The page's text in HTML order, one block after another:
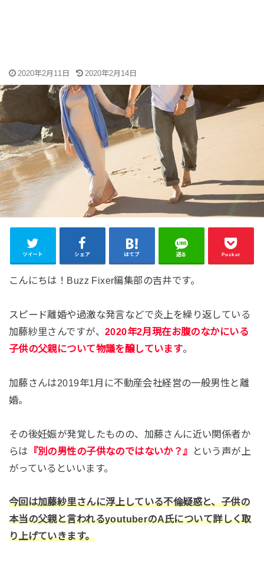
2020年2月11日 2020年2月14日
ツイート シェア はてブ 送る Pocket
こんにちは！Buzz Fixer編集部の吉井です。
スピード離婚や過激な発言などで炎上を繰り返している
加藤紗里さんですが、 2020年2月現在お腹のなかにいる
子供の父親について物議を醸しています。
加藤さんは2019年1月に不動産会社経営の一般男性と離
婚。
その後妊娠が発覚したものの、加藤さんに近い関係者か
らは 『別の男性の子供なのではないか？』
という声が上
がっているといいます。
今回は加藤紗里さんに浮上している不倫疑惑と、子供の
本当の父親と言われるyoutuberのA氏について詳しく取
り上げていきます。